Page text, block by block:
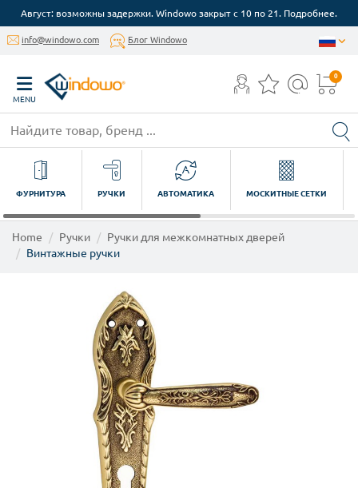
Август: возможны задержки. Windowo закрыт с 10 по 21. Подробнее.
info@windowo.com Блог Windowo
MENU
0
ФУРНИТУРА РУЧКИ АВТОМАТИКА МОСКИТНЫЕ СЕТКИ
Home Ручки
Ручки для межкомнатных дверей
Винтажные ручки